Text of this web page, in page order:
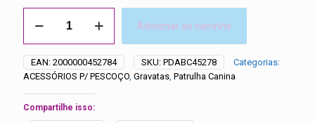
Patrulha
(3)
quantidade
Adicionar ao carrinho
EAN: 2000000452784 SKU: PDABC45278
Categorias:
ACESSÓRIOS P/ PESCOÇO Gravatas Patrulha Canina
Compartilhe isso: